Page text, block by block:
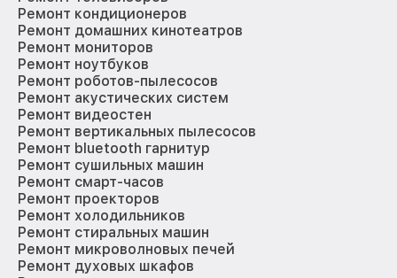
Ремонт кондиционеров
Ремонт домашних кинотеатров
Ремонт мониторов
Ремонт ноутбуков
Ремонт роботов-пылесосов
Ремонт акустических систем
Ремонт видеостен
Ремонт вертикальных пылесосов
Ремонт bluetooth гарнитур
Ремонт сушильных машин
Ремонт смарт-часов
Ремонт проекторов
Ремонт холодильников
Ремонт стиральных машин
Ремонт микроволновых печей
Ремонт духовых шкафов